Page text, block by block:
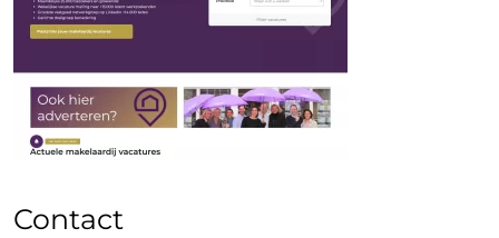
Contact